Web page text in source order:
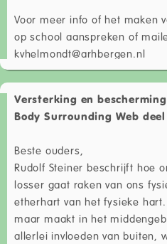
Voor meer info of het maken
op school aanspreken of
kvhelmondt@arhbergen.nl
Versterking en
Body Surrounding Web
Beste ouders,
Rudolf Steiner beschrijft hoe
losser gaat raken van ons
etherhart van het fysieke
maar maakt in het
allerlei invloeden van buiten,